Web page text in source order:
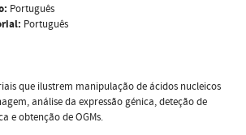
Português
Português
que ilustrem manipulação de ácidos nucleicos
análise da expressão génica, deteção de
e obtenção de OGMs.